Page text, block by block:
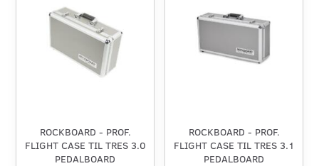
ROCKBOARD - PROF.
FLIGHT CASE TIL TRES 3.0
PEDALBOARD
ROCKBOARD - PROF.
FLIGHT CASE TIL TRES 3.1
PEDALBOARD